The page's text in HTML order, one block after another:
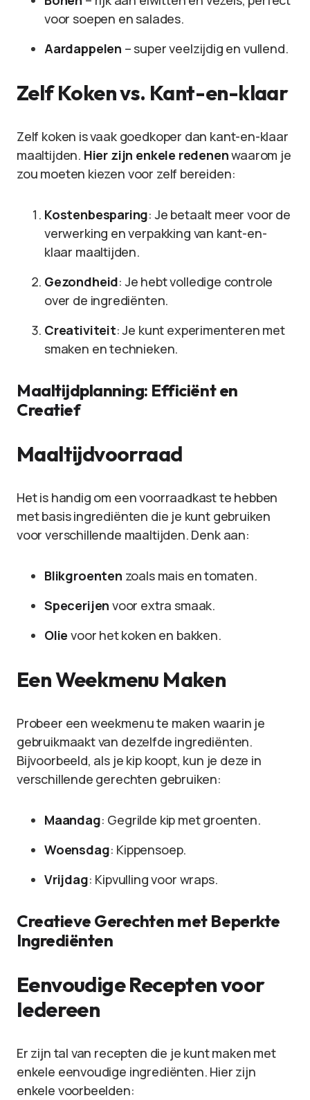
voor soepen en salades.
Aardappelen – super veelzijdig en vullend.
Zelf Koken vs. Kant-en-klaar
Zelf koken is vaak goedkoper dan kant-en-klaar
maaltijden. Hier zijn enkele redenenwaarom je
zou moeten kiezen voor zelf bereiden:
Kostenbesparing: Je betaalt meer voor de
verwerking en verpakking van kant-en-
klaar maaltijden.
Gezondheid: Je hebt volledige controle
over de ingrediënten.
Creativiteit: Je kunt experimenteren met
smaken en technieken.
Maaltijdplanning: Efficiënt en
Creatief
Maaltijdvoorraad
Het is handig om een voorraadkast te hebben
met basis ingrediënten die je kunt gebruiken
voor verschillende maaltijden. Denk aan:
Blikgroenten zoals mais en tomaten.
Specerijen voor extra smaak.
Olie voor het koken en bakken.
Een Weekmenu Maken
Probeer een weekmenu te maken waarin je
gebruikmaakt van dezelfde ingrediënten.
Bijvoorbeeld, als je kip koopt, kun je deze in
verschillende gerechten gebruiken:
Maandag: Gegrilde kip met groenten.
Woensdag: Kippensoep.
Vrijdag: Kipvulling voor wraps.
Creatieve Gerechten met Beperkte
Ingrediënten
Eenvoudige Recepten voor
Iedereen
Er zijn tal van recepten die je kunt maken met
enkele eenvoudige ingrediënten. Hier zijn
enkele voorbeelden: